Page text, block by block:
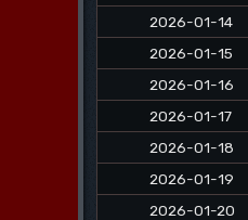
2026-01-14
2026-01-15
2026-01-16
2026-01-17
2026-01-18
2026-01-19
2026-01-20